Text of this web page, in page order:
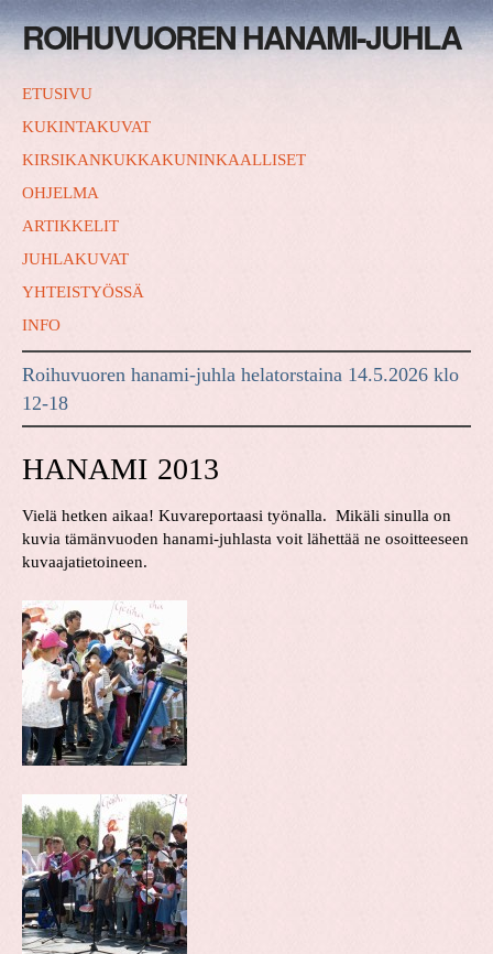
ROIHUVUOREN HANAMI-JUHLA
ETUSIVU
KUKINTAKUVAT
KIRSIKANKUKKAKUNINKAALLISET
OHJELMA
ARTIKKELIT
JUHLAKUVAT
YHTEISTYÖSSÄ
INFO
Roihuvuoren hanami-juhla helatorstaina 14.5.2026 klo
12-18
HANAMI 2013
Vielä hetken aikaa! Kuvareportaasi työnalla. Mikäli sinulla on
kuvia tämänvuoden hanami-juhlasta voit lähettää ne osoitteeseen
kuvaajatietoineen.